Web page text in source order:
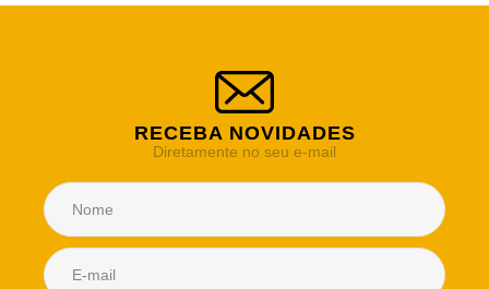
RECEBA NOVIDADES
Diretamente no seu e-mail